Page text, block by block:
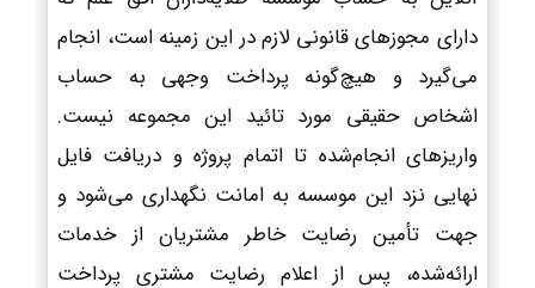
دارای مجوزهای قانونی لازم در این زمینه است، انجام
می‌گیرد و هیچ‌گونه پرداخت وجهی به حساب
اشخاص حقیقی مورد تائید این مجموعه نیست.
واریزهای انجام‌شده تا اتمام پروژه و دریافت فایل
نهایی نزد این موسسه به امانت نگهداری می‌شود و
جهت تأمین رضایت خاطر مشتریان از خدمات
ارائه‌شده، پس از اعلام رضایت مشتری پرداخت